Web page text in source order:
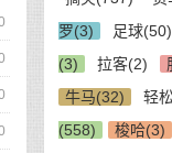
罗(3)
足球(50)
(3)
拉客(2)
牛马(32)
轻
(558)
梭哈(3)